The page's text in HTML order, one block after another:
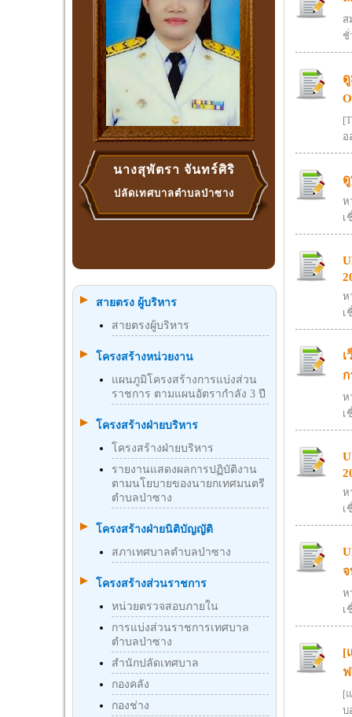
นางสุพัตรา จันทร์ศิริ
ปลัดเทศบาลตำบลป่าซาง
สายตรง ผู้บริหาร
สายตรงผู้บริหาร
โครงสร้างหน่วยงาน
แผนภูมิโครงสร้างการแบ่งส่วน
ราชการ ตามแผนอัตรากำลัง 3 ปี
โครงสร้างฝ่ายบริหาร
โครงสร้างฝ่ายบริหาร
รายงานแสดงผลการปฏิบัติงาน
ตามนโยบายของนายกเทศมนตรี
ตำบลป่าซาง
โครงสร้างฝ่ายนิติบัญญัติ
สภาเทศบาลตำบลป่าซาง
โครงสร้างส่วนราชการ
หน่วยตรวจสอบภายใน
การแบ่งส่วนราชการเทศบาล
ตำบลป่าซาง
สำนักปลัดเทศบาล
กองคลัง
กองช่าง
ส
ชั่
อ
ห
เ
ห
เ
ห
เ
ห
เ
จ
ห
เ
[
[
บ